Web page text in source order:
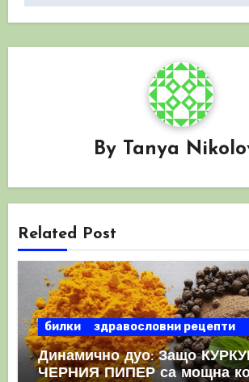
By Tanya
Related Post
билки здравословни рецепти
Динамично дуо: Защо
ЧЕРНИЯ ПИПЕР са мощна